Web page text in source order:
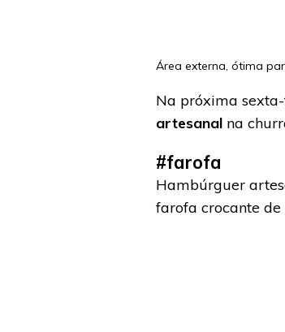
Área externa, ótima
Na próxima
artesanal na
#farofa
Hambúrguer
farofa crocante de